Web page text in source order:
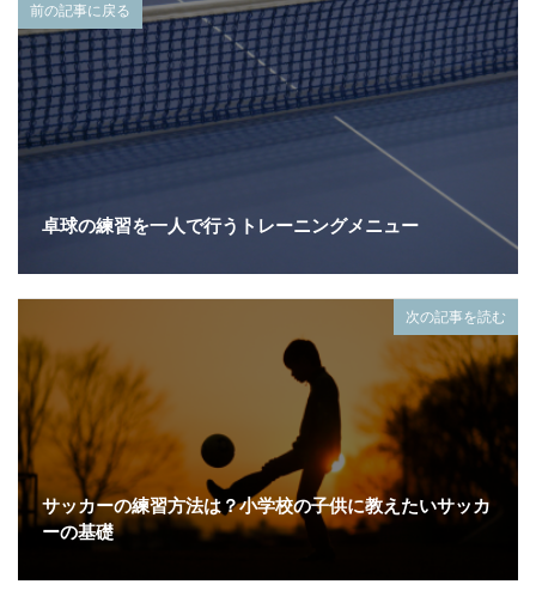
前の記事に戻る
卓球の練習を一人で行うトレーニングメニュー
次の記事を読む
サッカーの練習方法は？小学校の子供に教えたいサッカ
ーの基礎